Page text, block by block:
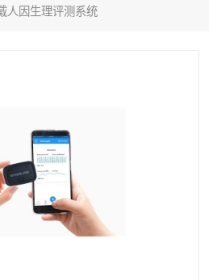
人因生理评测系统
脑电仪
动作捕捉与生物力学
人机交互实验室
车俩与驾驶模拟